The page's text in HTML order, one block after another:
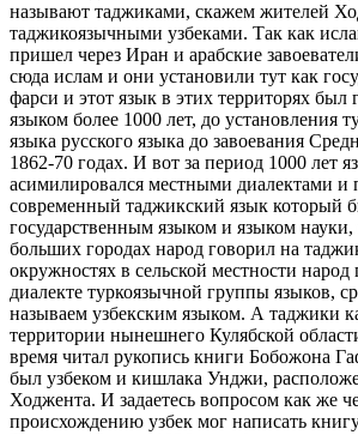
называют таджиками, скажем жителей
таджикоязычными узбеками. Так как
пришел через Иран и арабские
сюда ислам и они установили тут как
фарси и этот язык в этих территорях был
языком более 1000 лет, до установления
языка русского языка до завоевания
1862-70 годах. И вот за период 1000 лет
асимилировался местными диалектами и
современный таджикский язык который
государственным языком и языком
больших городах народ говорил на
окружностях в сельской местности
диалекте туркоязычной группы языков,
называем узбекским языком. А таджики
территории нынешнего Кулябской
время читал рукопись книги Бобожона
был узбеком и кишлака Унджи,
Ходжента. И задаетесь вопросом как же
происхождению узбек мог написать